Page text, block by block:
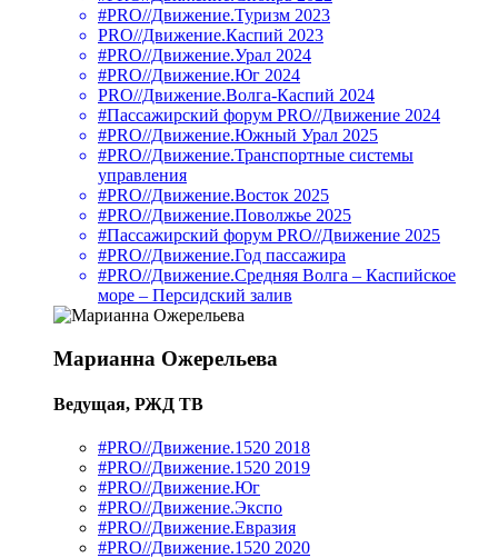
#PRO//Движение.Туризм 2023
PRO//Движение.Каспий 2023
#PRO//Движение.Урал 2024
#PRO//Движение.Юг 2024
PRO//Движение.Волга-Каспий 2024
#Пассажирский форум PRO//Движение 2024
#PRO//Движение.Южный Урал 2025
#PRO//Движение.Транспортные системы
управления
#PRO//Движение.Восток 2025
#PRO//Движение.Поволжье 2025
#Пассажирский форум PRO//Движение 2025
#PRO//Движение.Год пассажира
#PRO//Движение.Средняя Волга – Каспийское
море – Персидский залив
Марианна Ожерельева
Ведущая, РЖД ТВ
#PRO//Движение.1520 2018
#PRO//Движение.1520 2019
#PRO//Движение.Юг
#PRO//Движение.Экспо
#PRO//Движение.Евразия
#PRO//Движение.1520 2020